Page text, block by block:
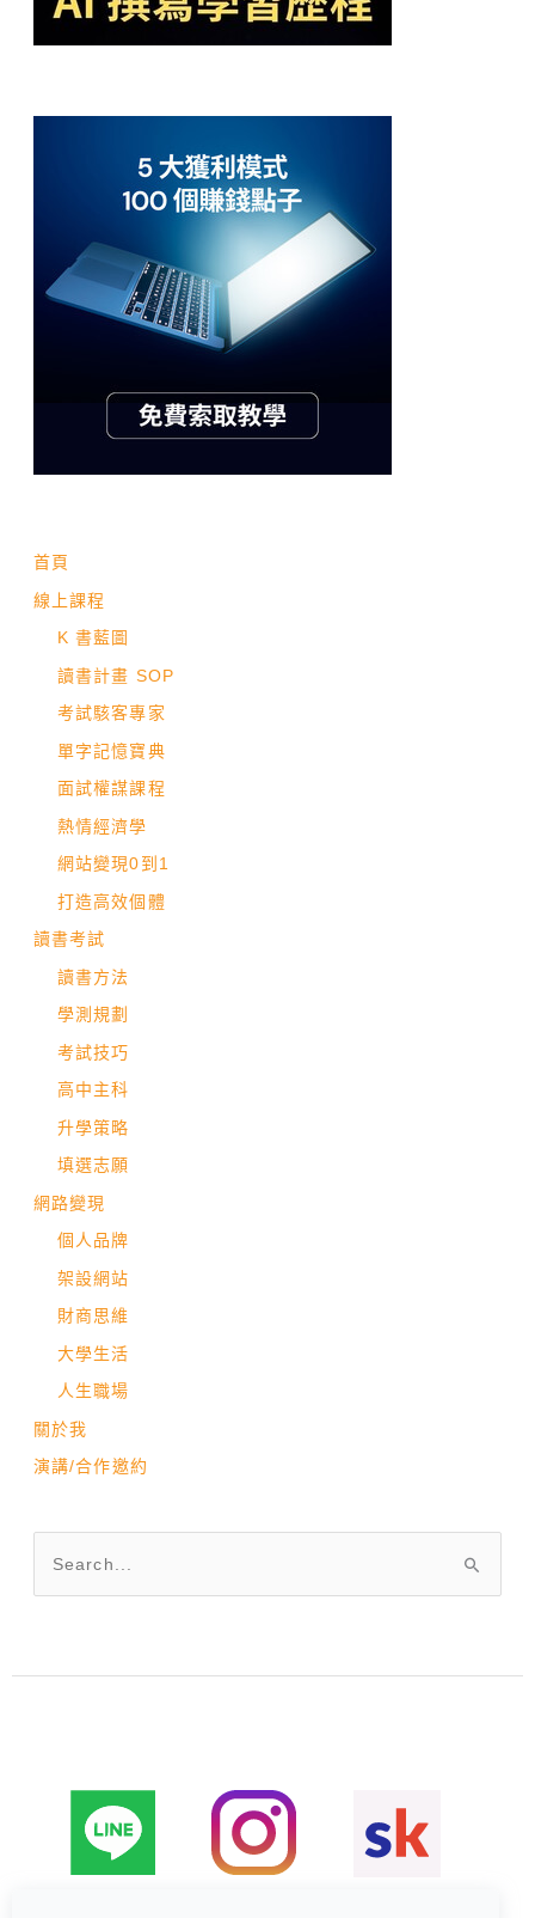
首頁
線上課程
K 書藍圖
讀書計畫 SOP
考試駭客專家
單字記憶寶典
面試權謀課程
熱情經濟學
網站變現0到1
打造高效個體
讀書考試
讀書方法
學測規劃
考試技巧
高中主科
升學策略
填選志願
網路變現
個人品牌
架設網站
財商思維
大學生活
人生職場
關於我
演講/合作邀約
鍵